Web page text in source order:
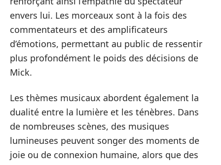
envers lui. Les morceaux sont à la fois des
commentateurs et des amplificateurs
d’émotions, permettant au public de ressentir
plus profondément le poids des décisions de
Mick.
Les thèmes musicaux abordent également la
dualité entre la lumière et les ténèbres. Dans
de nombreuses scènes, des musiques
lumineuses peuvent songer des moments de
joie ou de connexion humaine, alors que des